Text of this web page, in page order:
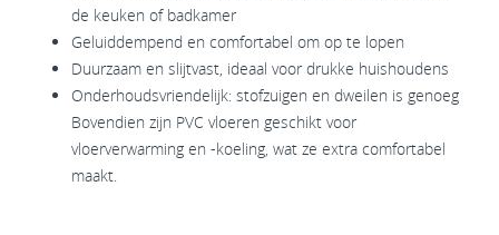
de keuken of badkamer
Geluiddempend en comfortabel om op te lopen
Duurzaam en slijtvast, ideaal voor drukke huishoudens
Onderhoudsvriendelijk: stofzuigen en dweilen is genoeg
Bovendien zijn PVC vloeren geschikt voor
vloerverwarming en -koeling, wat ze extra comfortabel
maakt.